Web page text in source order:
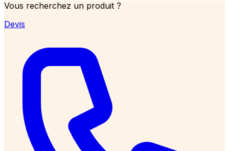
Vous recherchez un produit ?
Devis